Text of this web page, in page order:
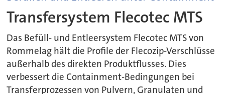
Transfersystem Flecotec MTS
Das Befüll- und Entleersystem Flecotec MTS von
Rommelag hält die Profile der Flecozip-Verschlüsse
außerhalb des direkten Produktflusses. Dies
verbessert die Containment-Bedingungen bei
Transferprozessen von Pulvern, Granulaten und